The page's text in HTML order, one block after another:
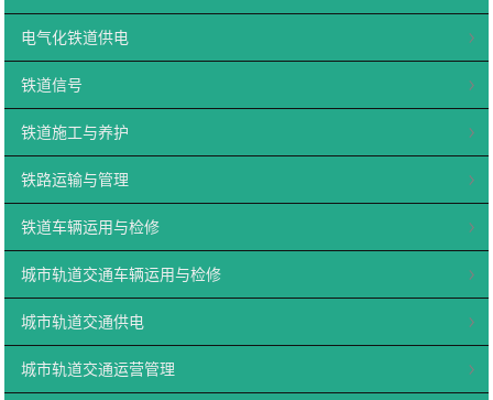
电气化铁道供电
铁道信号
铁道施工与养护
铁路运输与管理
铁道车辆运用与检修
城市轨道交通车辆运用与检修
城市轨道交通供电
城市轨道交通运营管理